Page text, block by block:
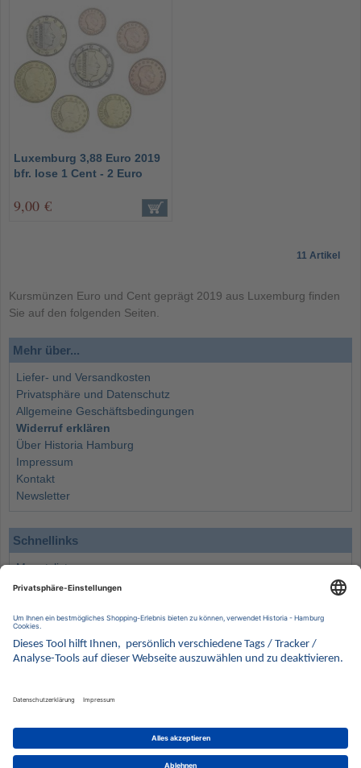
Luxemburg 3,88 Euro 2019
bfr. lose 1 Cent - 2 Euro
9,00 €
11 Artikel
Kursmünzen Euro und Cent geprägt 2019 aus Luxemburg finden
Sie auf den folgenden Seiten.
Mehr über...
Liefer- und Versandkosten
Privatsphäre und Datenschutz
Allgemeine Geschäftsbedingungen
Widerruf erklären
Über Historia Hamburg
Impressum
Kontakt
Newsletter
Schnellinks
Monatsliste
Angebote
Wissenswertes
Kontakt
Wir behalten uns vor, für ausgewählte Münzen die Differenzbesteuerung gemäß § 25a UStG
anzuwenden.